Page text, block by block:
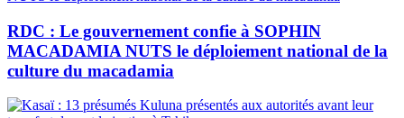
RDC : Le gouvernement confie à SOPHIN
MACADAMIA NUTS le déploiement national de la
culture du macadamia